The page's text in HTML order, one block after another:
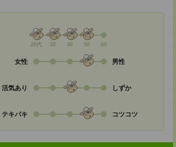
20代 30 40 50 60
女性 男性
活気あり しずか
テキパキ コツコツ